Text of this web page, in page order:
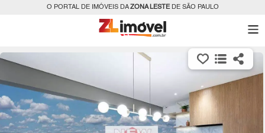
O PORTAL DE IMÓVEIS DAZONA LESTEDE SÃO PAULO